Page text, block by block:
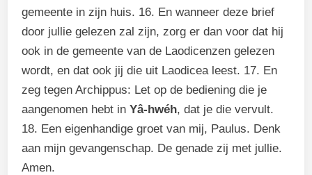
gemeente in zijn huis. 16. En wanneer deze brief
door jullie gelezen zal zijn, zorg er dan voor dat hij
ook in de gemeente van de Laodicenzen gelezen
wordt, en dat ook jij die uit Laodicea leest. 17. En
zeg tegen Archippus: Let op de bediening die je
aangenomen hebt inYâ-hwéh, dat je die vervult.
18. Een eigenhandige groet van mij, Paulus. Denk
aan mijn gevangenschap. De genade zij met jullie.
Amen.